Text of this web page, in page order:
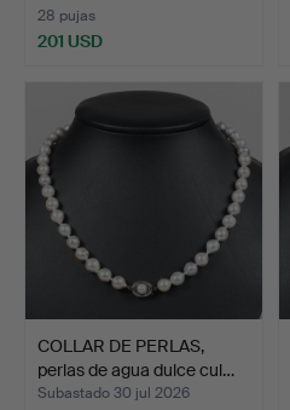
28 pujas
201 USD
COLLAR DE PERLAS,
perlas de agua dulce cul…
Subastado 30 jul 2026